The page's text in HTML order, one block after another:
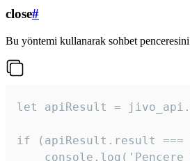
close#
Bu yöntemi kullanarak sohbet
let apiResult =
if (apiResult.result
console.log('Pencere